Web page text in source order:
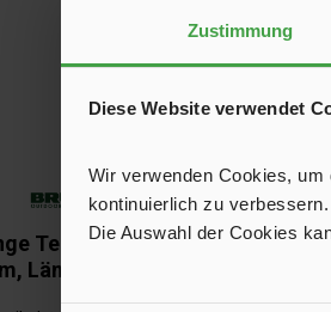
Zustimmung
Diese Website verwendet
Wir verwenden Cookies,
kontinuierlich zu verbessern.
Die Auswahl der Cookies
Telepole Set 2 Stück, ø 22
Länge bis 230 cm